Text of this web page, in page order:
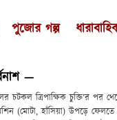
পুজোর গল্প
—
চটকল ত্রিপাক্ষিক চুক্তি’র পর
(মোটা, হাঁসিয়া) উপড়ে